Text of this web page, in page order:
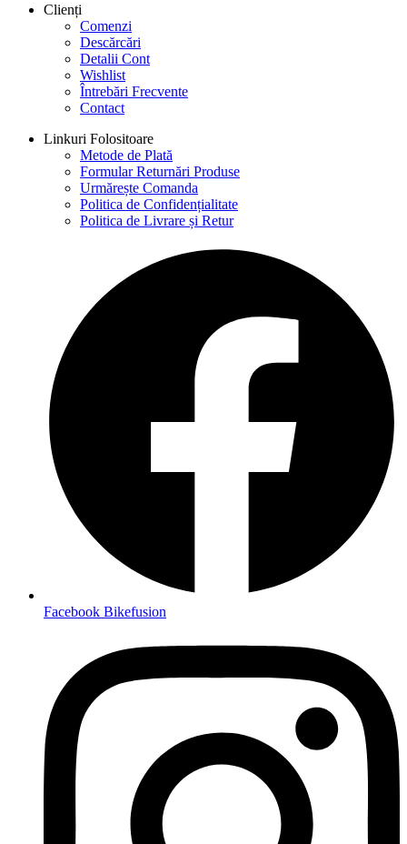
Clienți
Comenzi
Descărcări
Detalii Cont
Wishlist
Întrebări Frecvente
Contact
Linkuri Folositoare
Metode de Plată
Formular Returnări Produse
Urmărește Comanda
Politica de Confidențialitate
Politica de Livrare și Retur
Facebook Bikefusion